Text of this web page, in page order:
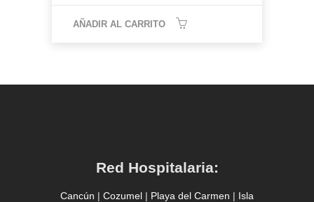
AÑADIR AL CARRITO
Red Hospitalaria:
Cancún | Cozumel | Playa del Carmen | Isla